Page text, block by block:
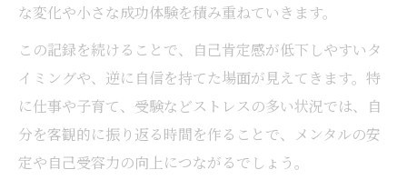
な変化や小さな成功体験を積み重ねていきます。
この記録を続けることで、自己肯定感が低下しやすいタ
イミングや、逆に自信を持てた場面が見えてきます。特
に仕事や子育て、受験などストレスの多い状況では、自
分を客観的に振り返る時間を作ることで、メンタルの安
定や自己受容力の向上につながるでしょう。